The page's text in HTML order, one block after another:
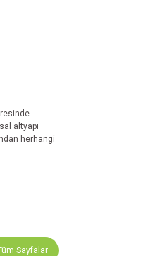
altyapı
herhangi
Sayfalar